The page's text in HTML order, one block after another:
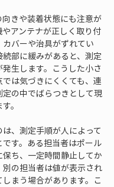
向きや装着状態にも注意が
アンテナが正しく取り付
バーや治具がずれてい
部に緩みがあると、測定
生します。こうした小さ
は気づきにくくても、連
の中でばらつきとして現
。
、測定手順が人によって
す。ある担当者はポール
ち、一定時間静止してか
別の担当者は値が表示され
まう場合があります。こ